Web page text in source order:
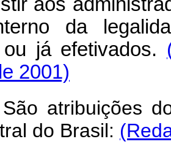
da
já efetivados.
2001)
atribuições
do Brasil: